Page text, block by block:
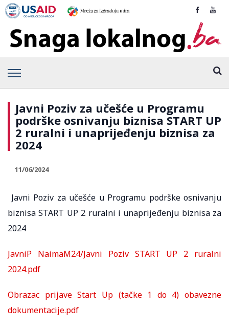
Javni Poziv za učešće u Programu
podrške osnivanju biznisa START UP
2 ruralni i unaprijeđenju biznisa za
2024
11/06/2024
Javni Poziv za učešće u Programu podrške osnivanju
biznisa START UP 2 ruralni i unaprijeđenju biznisa za
2024
JavniP NaimaM24/Javni Poziv START UP 2 ruralni
2024.pdf
Obrazac prijave Start Up (tačke 1 do 4) obavezne
dokumentacije.pdf